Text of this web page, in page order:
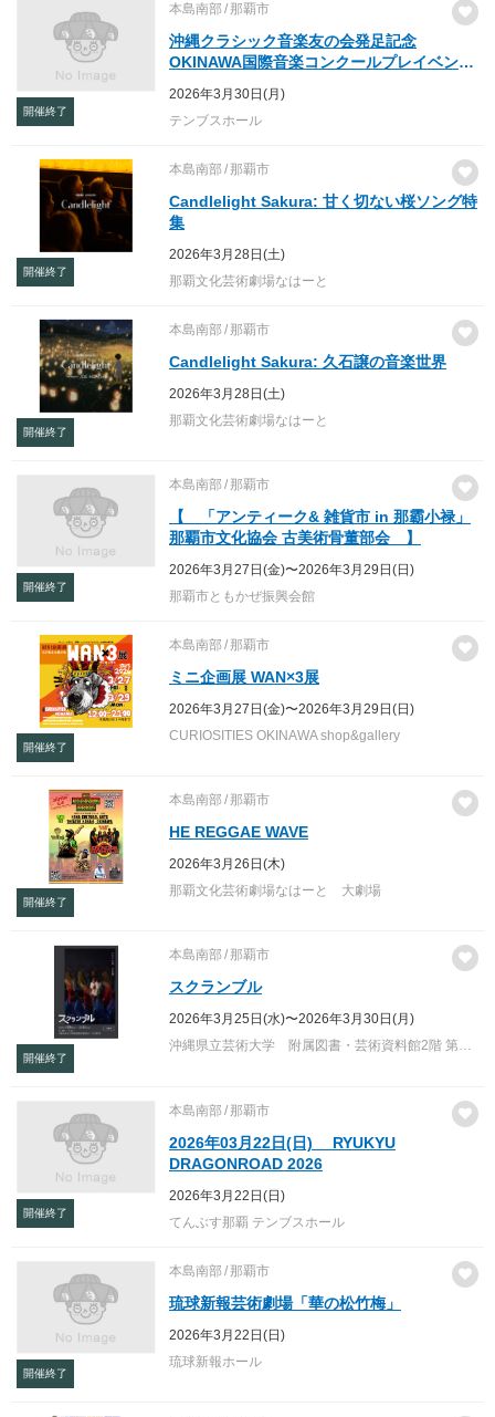
開催終了
本島南部 那覇市
沖縄クラシック音楽友の会発足記念
OKINAWA国際音楽コンクールプレイベント
2026年3月30日(月)
テンブスホール
開催終了
本島南部 那覇市
Candlelight Sakura: 甘く切ない桜ソング特
集
2026年3月28日(土)
那覇文化芸術劇場なはーと
開催終了
本島南部 那覇市
Candlelight Sakura: 久石譲の音楽世界
2026年3月28日(土)
那覇文化芸術劇場なはーと
開催終了
本島南部 那覇市
【 「アンティーク& 雑貨市 in 那霸小禄」
那覇市文化協会 古美術骨董部会 】
2026年3月27日(金)〜2026年3月29日(日)
那覇市ともかぜ振興会館
開催終了
本島南部 那覇市
ミニ企画展 WAN×3展
2026年3月27日(金)〜2026年3月29日(日)
CURIOSITIES OKINAWA shop&gallery
開催終了
本島南部 那覇市
HE REGGAE WAVE
2026年3月26日(木)
那覇文化芸術劇場なはーと 大劇場
開催終了
本島南部 那覇市
スクランブル
2026年3月25日(水)〜2026年3月30日(月)
沖縄県立芸術大学 附属図書・芸術資料館2階 第1展示室（首里当蔵キャンパス）
開催終了
本島南部 那覇市
2026年03月22日(日) RYUKYU
DRAGONROAD 2026
2026年3月22日(日)
てんぶす那覇 テンブスホール
開催終了
本島南部 那覇市
琉球新報芸術劇場「華の松竹梅」
2026年3月22日(日)
琉球新報ホール